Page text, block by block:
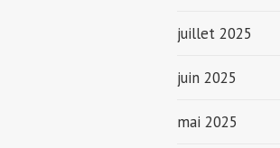
juillet 2025
juin 2025
mai 2025